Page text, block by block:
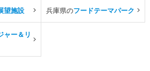
望施設 兵庫県のフードテーマパーク
ャー＆リ